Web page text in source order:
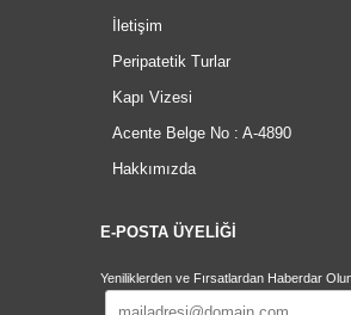
İletişim
Peripatetik Turlar
Kapı Vizesi
Acente Belge No : A-4890
Hakkımızda
E-POSTA ÜYELİĞİ
Yeniliklerden ve Fırsatlardan Haberdar